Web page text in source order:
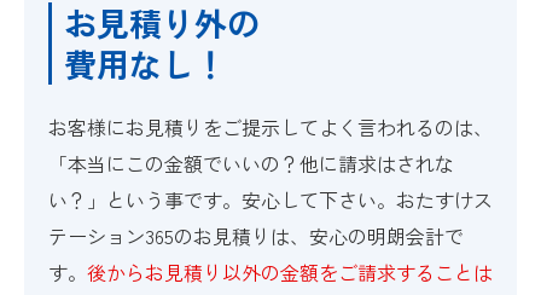
お見積り外の
費用なし！
お客様にお見積りをご提示してよく言われるのは、
「本当にこの金額でいいの？他に請求はされな
い？」という事です。安心して下さい。おたすけス
テーション365のお見積りは、安心の明朗会計で
す。 後からお見積り以外の金額をご請求することは